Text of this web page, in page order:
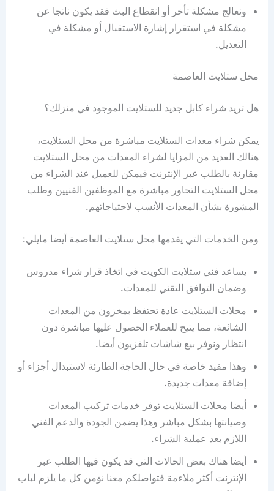
ونعالج مشكلة تأخر أو انقطاع البث فقد يكون ناتجا عن
مشكلة في استقرار إشارة الاستقبال أو مشكلة في
التعديل.
محل ستلايت العاصمة
هل تريد شراء كابل جديد للستلايت الموجود في منزلك؟
يمكن شراء معدات الستلايت مباشرة من محل الستلايت،
هنالك العديد من المزايا لشراء المعدات من محل الستلايت
مقارنة بالطلب عبر الإنترنت فيمكن للعميل عند الشراء من
محل الستلايت التحاور مباشرة مع الموظفين الفنيين وطلب
المشورة بشأن المعدات الأنسب لاحتياجاتهم.
ومن الخدمات التي يقدمها محل ستلايت العاصمة أيضا مايلي:
يساعد فني ستلايت الكويت في اتخاذ قرار شراء مدروس
وضمان التوافق التقني للمعدات.
محلات الستلايت عادة تحتفظ بمخزون من المعدات
الشائعة، مما يتيح للعملاء الحصول عليها مباشرة دون
انتظار ونوفر بيع شاشات تلفزيون أيضا.
وهذا مفيد خاصة في حال الحاجة الطارئة لاستبدال أجزاء أو
إضافة معدات جديدة.
أيضا محلات الستلايت توفر خدمات تركيب المعدات
وصيانتها بشكل مباشر وهذا يضمن الجودة والدعم الفني
اللازم بعد عملية الشراء.
أيضا هناك بعض الحالات التي قد يكون فيها الطلب عبر
الإنترنت أكثر ملاءمة فتواصلكم معنا نؤمن كل ما يلزم لباب